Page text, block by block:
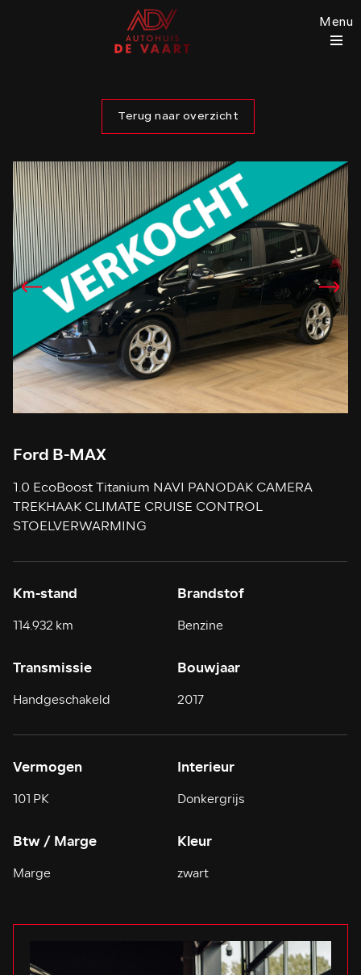
Menu
Terug naar overzicht
Ford B-MAX
1.0 EcoBoost Titanium NAVI PANODAK CAMERA
TREKHAAK CLIMATE CRUISE CONTROL
STOELVERWARMING
Km-stand
114.932 km
Brandstof
Benzine
Transmissie
Handgeschakeld
Bouwjaar
2017
Vermogen
101 PK
Interieur
Donkergrijs
Btw / Marge
Marge
Kleur
zwart